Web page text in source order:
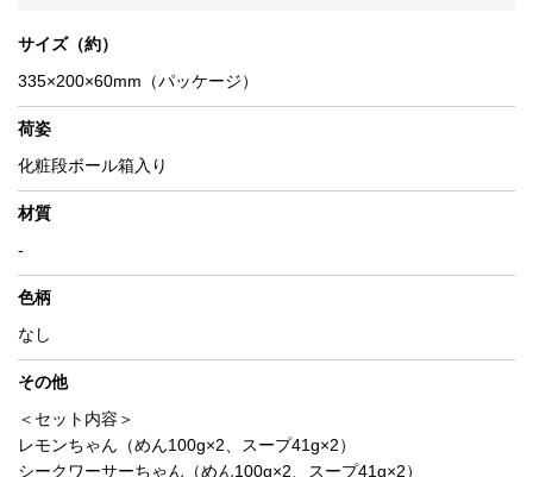
サイズ（約）
335×200×60mm（パッケージ）
荷姿
化粧段ボール箱入り
材質
-
色柄
なし
その他
＜セット内容＞
レモンちゃん（めん100g×2、スープ41g×2）
シークワーサーちゃん（めん100g×2、スープ41g×2）